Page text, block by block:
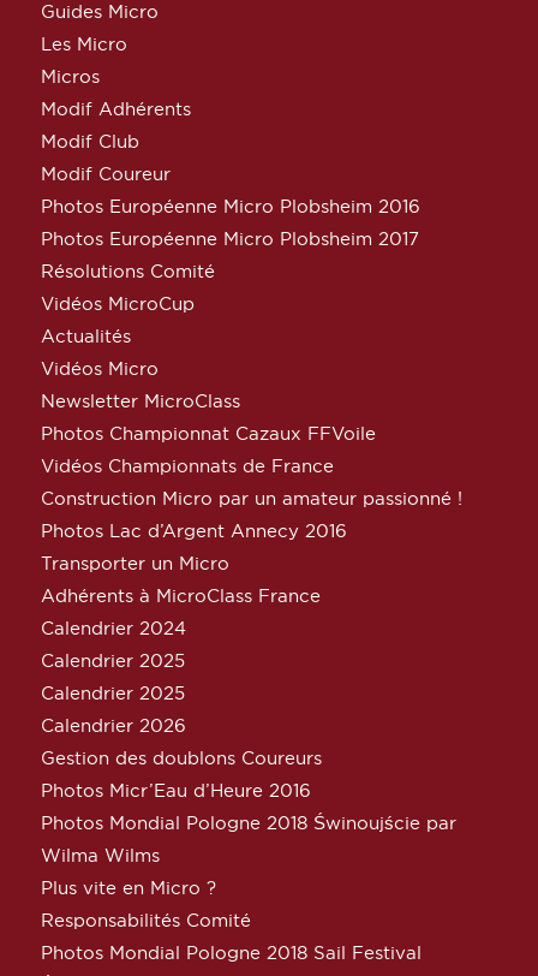
Guides Micro
Les Micro
Micros
Modif Adhérents
Modif Club
Modif Coureur
Photos Européenne Micro Plobsheim 2016
Photos Européenne Micro Plobsheim 2017
Résolutions Comité
Vidéos MicroCup
Actualités
Vidéos Micro
Newsletter MicroClass
Photos Championnat Cazaux FFVoile
Vidéos Championnats de France
Construction Micro par un amateur passionné !
Photos Lac d’Argent Annecy 2016
Transporter un Micro
Adhérents à MicroClass France
Calendrier 2024
Calendrier 2025
Calendrier 2025
Calendrier 2026
Gestion des doublons Coureurs
Photos Micr’Eau d’Heure 2016
Photos Mondial Pologne 2018 Świnoujście par
Wilma Wilms
Plus vite en Micro ?
Responsabilités Comité
Photos Mondial Pologne 2018 Sail Festival